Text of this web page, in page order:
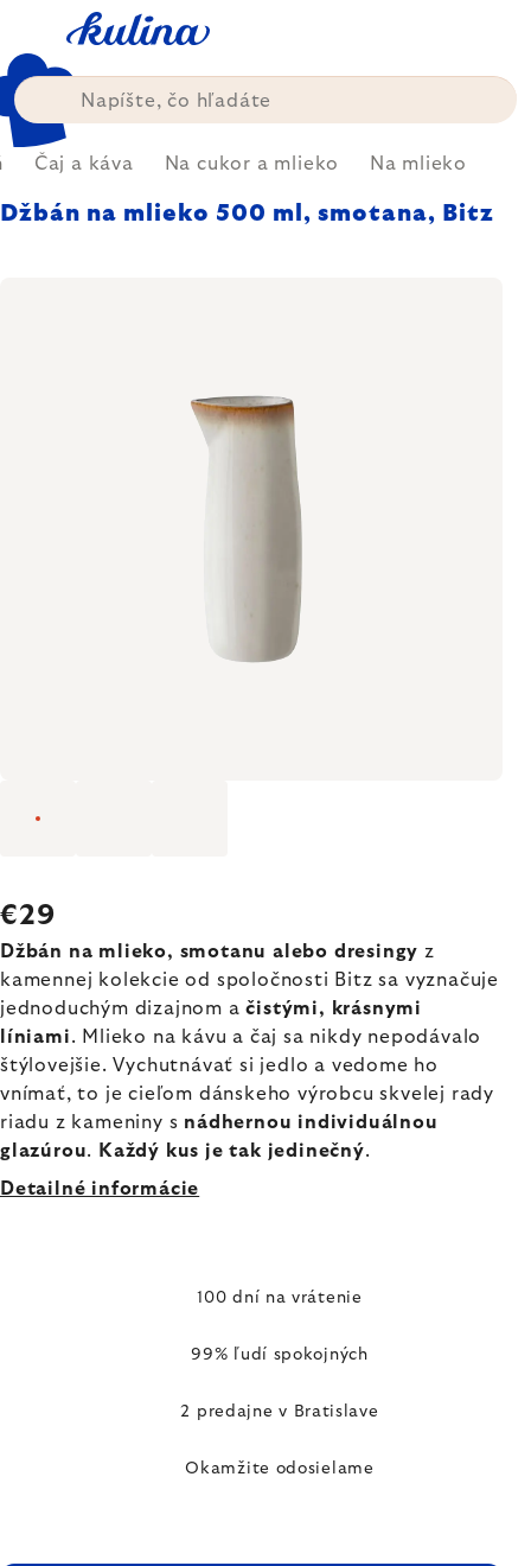
obsah
Čaj a káva Na cukor a mlieko Na mlieko
Džbán na mlieko 500 ml, smotana, Bitz
€29
Džbán na mlieko, smotanu alebo dresingy z
kamennej kolekcie od spoločnosti Bitz sa vyznačuje
jednoduchým dizajnom ačistými, krásnymi
líniami. Mlieko na kávu a čaj sa nikdy nepodávalo
štýlovejšie. Vychutnávať si jedlo a vedome ho
vnímať, to je cieľom dánskeho výrobcu skvelej rady
riadu z kameniny s nádhernou individuálnou
glazúrou. Každý kus je tak jedinečný.
Detailné informácie
100 dní na vrátenie
99% ľudí spokojných
2 predajne v Bratislave
Okamžite odosielame